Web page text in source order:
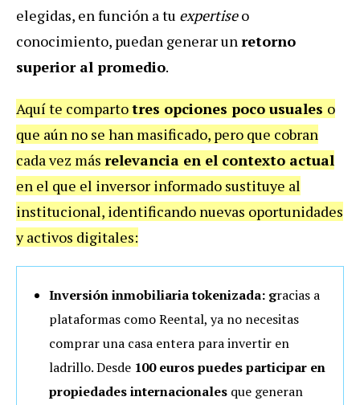
elegidas, en función a tu expertiseo
conocimiento, puedan generar unretorno
superior al promedio.
Aquí te compartotres opciones poco usuales o
que aún no se han masificado, pero que cobran
cada vez más relevancia en el contexto actual
en el que el inversor informado sustituye al
institucional, identificando nuevas oportunidades
y activos digitales:
Inversión inmobiliaria tokenizada: gracias a
plataformas como Reental, ya no necesitas
comprar una casa entera para invertir en
ladrillo. Desde 100 euros puedes participar en
propiedades internacionales que generan